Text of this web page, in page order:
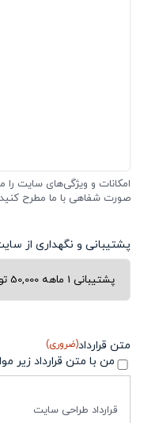
امکانات و ویژگی‌های سایت را
صورت شفاهی با ما مطرح
پشتیبانی و نگهداری از
متن قرارداد(ضروری)
من با متن قرارداد زیر
قرارداد طراحی سایت